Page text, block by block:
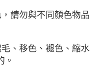
請勿與不同顏色物品
、移色、褪色、縮水
。